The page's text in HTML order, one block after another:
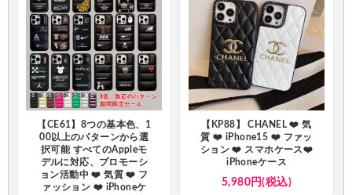
【CE61】8つの基本色、1
00以上のパターンから選
択可能 すべてのAppleモ
デルに対応、プロモーシ
ョン活動中 ❤️ 気質 ❤️ フ
ァッション ❤️ iPhoneケ
【KP88】 CHANEL ❤️ 気
質 ❤️ iPhone15 ❤️ ファッ
ション ❤️ スマホケース❤️
iPhoneケース
5,980円(税込)